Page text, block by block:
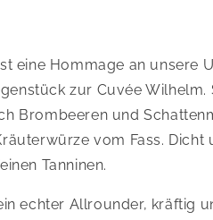
eine Hommage an unsere
zur Cuvée
Brombeeren und
vom Fass. Dicht
Tanninen.
echter Allrounder, kräftig